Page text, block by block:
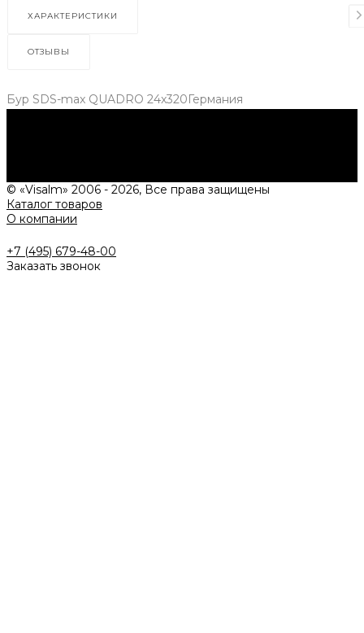
ХАРАКТЕРИСТИКИ
ОТЗЫВЫ
Бур SDS-max QUADRO 24x320Германия
© «Visalm» 2006 - 2026, Все права защищены
Каталог товаров
О компании
+7 (495) 679-48-00
Заказать звонок